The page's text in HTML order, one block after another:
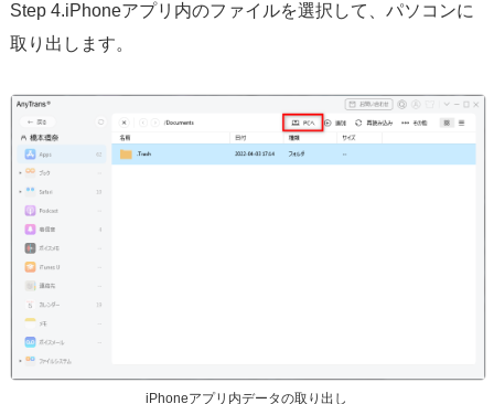
Step 4.iPhoneアプリ内のファイルを選択して、パソコンに
取り出します。
iPhoneアプリ内データの取り出し